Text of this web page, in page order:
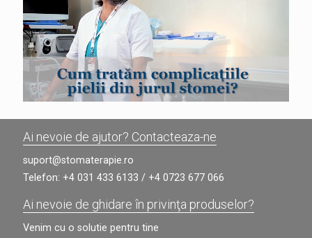
Ai nevoie de ajutor? Contacteaza-ne
suport@stomaterapie.ro
Telefon: +4 031 433 6133 / +4 0723 677 066
Ai nevoie de ghidare în privinţa produselor?
Venim cu o solutie pentru tine